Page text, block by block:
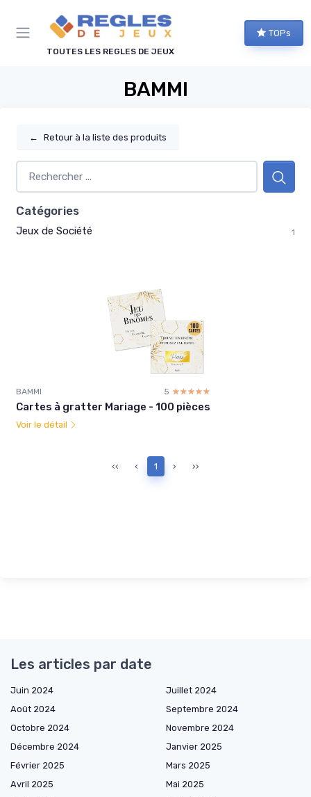
TOUTES LES REGLES DE JEUX
TOPs
BAMMI
← Retour à la liste des produits
Catégories
Jeux de Société 1
BAMMI 5 ☆☆☆☆☆
★★★★★
Cartes à gratter Mariage - 100 pièces
Voir le détail
‹‹ ‹ 1 › ››
Les articles par date
Juin 2024
Juillet 2024
Août 2024
Septembre 2024
Octobre 2024
Novembre 2024
Décembre 2024
Janvier 2025
Février 2025
Mars 2025
Avril 2025
Mai 2025